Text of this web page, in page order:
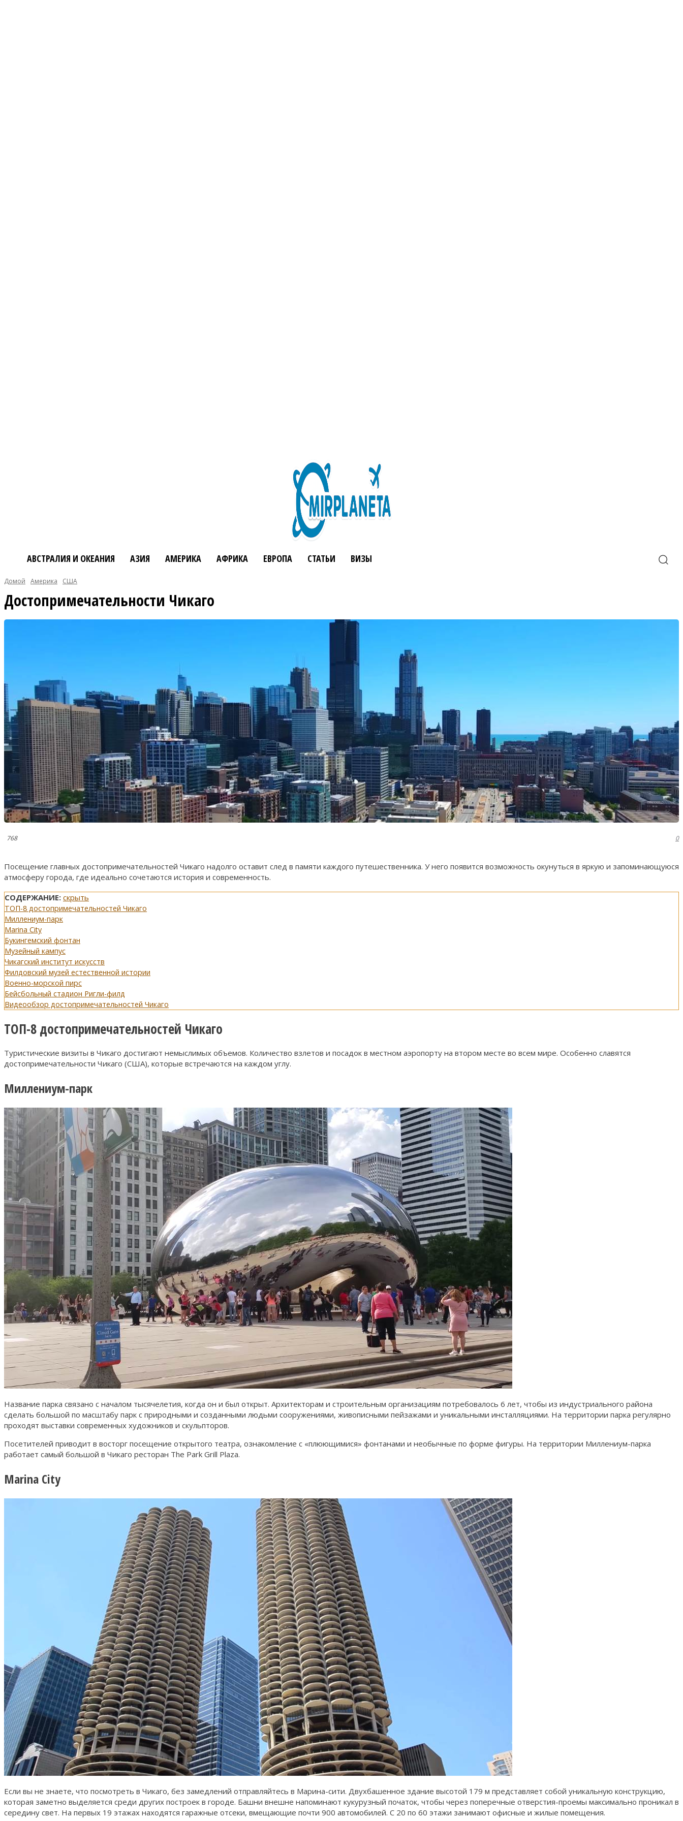
АВСТРАЛИЯ И ОКЕАНИЯ АЗИЯ АМЕРИКА АФРИКА ЕВРОПА СТАТЬИ ВИЗЫ
Домой Америка США
Достопримечательности Чикаго
768 0
Посещение главных достопримечательностей Чикаго надолго оставит след в памяти каждого путешественника. У него появится возможность окунуться в яркую и запоминающуюся
атмосферу города, где идеально сочетаются история и современность.
СОДЕРЖАНИЕ: скрыть
ТОП-8 достопримечательностей Чикаго
Миллениум-парк
Marina City
Букингемский фонтан
Музейный кампус
Чикагский институт искусств
Филдовский музей естественной истории
Военно-морской пирс
Бейсбольный стадион Ригли-филд
Видеообзор достопримечательностей Чикаго
ТОП-8 достопримечательностей Чикаго
Туристические визиты в Чикаго достигают немыслимых объемов. Количество взлетов и посадок в местном аэропорту на втором месте во всем мире. Особенно славятся
достопримечательности Чикаго (США), которые встречаются на каждом углу.
Миллениум-парк
Название парка связано с началом тысячелетия, когда он и был открыт. Архитекторам и строительным организациям потребовалось 6 лет, чтобы из индустриального района
сделать большой по масштабу парк с природными и созданными людьми сооружениями, живописными пейзажами и уникальными инсталляциями. На территории парка регулярно
проходят выставки современных художников и скульпторов.
Посетителей приводит в восторг посещение открытого театра, ознакомление с «плюющимися» фонтанами и необычные по форме фигуры. На территории Миллениум-парка
работает самый большой в Чикаго ресторан The Park Grill Plaza.
Marina City
Если вы не знаете, что посмотреть в Чикаго, без замедлений отправляйтесь в Марина-сити. Двухбашенное здание высотой 179 м представляет собой уникальную конструкцию,
которая заметно выделяется среди других построек в городе. Башни внешне напоминают кукурузный початок, чтобы через поперечные отверстия-проемы максимально проникал в
середину свет. На первых 19 этажах находятся гаражные отсеки, вмещающие почти 900 автомобилей. С 20 по 60 этажи занимают офисные и жилые помещения.